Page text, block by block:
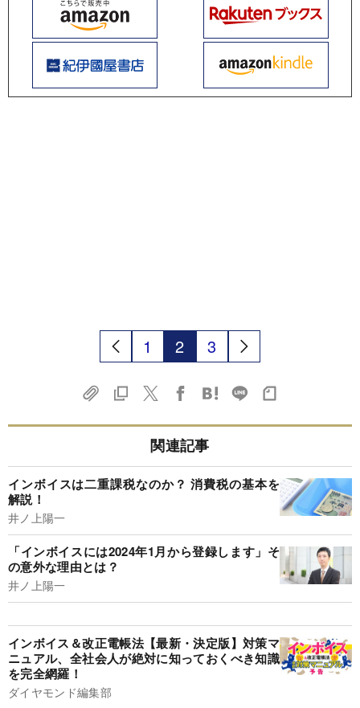
1 2 3
関連記事
インボイスは二重課税なのか？ 消費税の基本を
解説！
井ノ上陽一
「インボイスには2024年1月から登録します」そ
の意外な理由とは？
井ノ上陽一
インボイス＆改正電帳法【最新・決定版】対策マ
ニュアル、全社会人が絶対に知っておくべき知識
を完全網羅！
ダイヤモンド編集部